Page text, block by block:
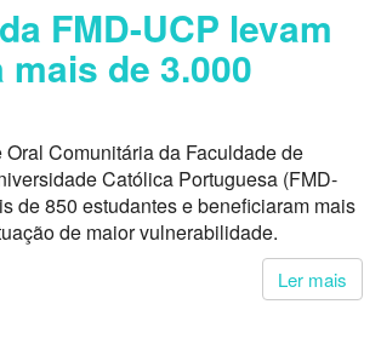
FMD-UCP levam
de 3.000
Comunitária da Faculdade de
Católica Portuguesa (FMD-
de 850 estudantes e beneficiaram mais
de maior vulnerabilidade.
Ler mais